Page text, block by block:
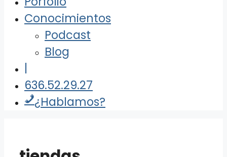
Conocimientos
Podcast
Blog
|
636.52.29.27
¿Hablamos?